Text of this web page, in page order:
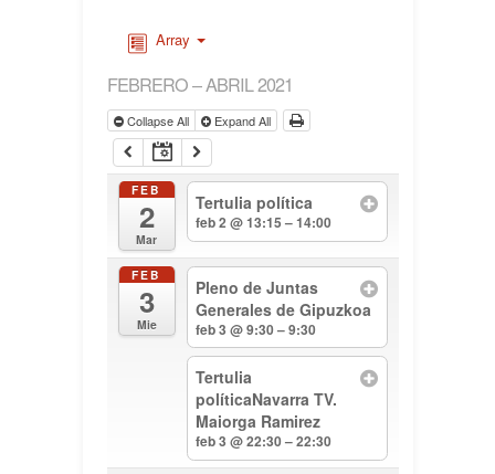
Array
FEBRERO – ABRIL 2021
Collapse All Expand All
FEB
2
Mar
Tertulia política
feb 2 @ 13:15 – 14:00
FEB
3
Mie
Pleno de Juntas
Generales de Gipuzkoa
feb 3 @ 9:30 – 9:30
Tertulia
políticaNavarra TV.
Maiorga Ramirez
feb 3 @ 22:30 – 22:30